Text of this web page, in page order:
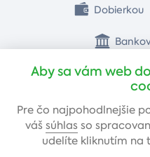
Dobierkou
Aby sa vám web
Pre čo najpohodlnejšie
váš súhlas so
udelíte kliknutím na